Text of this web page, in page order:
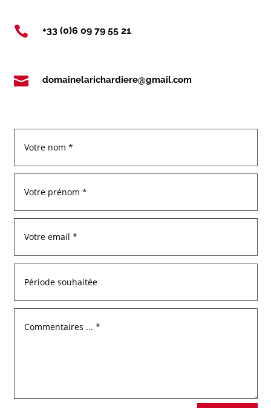
 +33 (0)6 09 79 55 21
 domainelarichardiere@gmail.com